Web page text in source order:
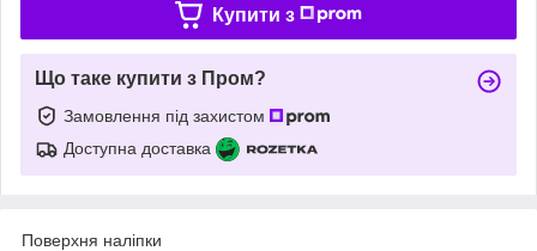
Купити з
Що таке купити з Пром?
Замовлення під захистом
Доступна доставка
Поверхня наліпки